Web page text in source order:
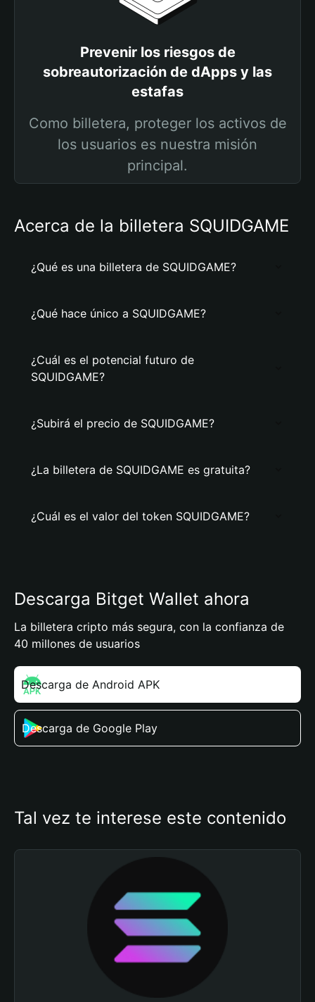
Prevenir los riesgos de
sobreautorización de dApps y las
estafas
Como billetera, proteger los activos de
los usuarios es nuestra misión
principal.
Acerca de la billetera SQUIDGAME
¿Qué es una billetera de SQUIDGAME?
¿Qué hace único a SQUIDGAME?
¿Cuál es el potencial futuro de
SQUIDGAME?
¿Subirá el precio de SQUIDGAME?
¿La billetera de SQUIDGAME es gratuita?
¿Cuál es el valor del token SQUIDGAME?
Descarga Bitget Wallet ahora
La billetera cripto más segura, con la confianza de
40 millones de usuarios
Descarga de Android APK
Descarga de Google Play
Tal vez te interese este contenido